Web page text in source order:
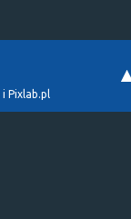
i Pixlab.pl